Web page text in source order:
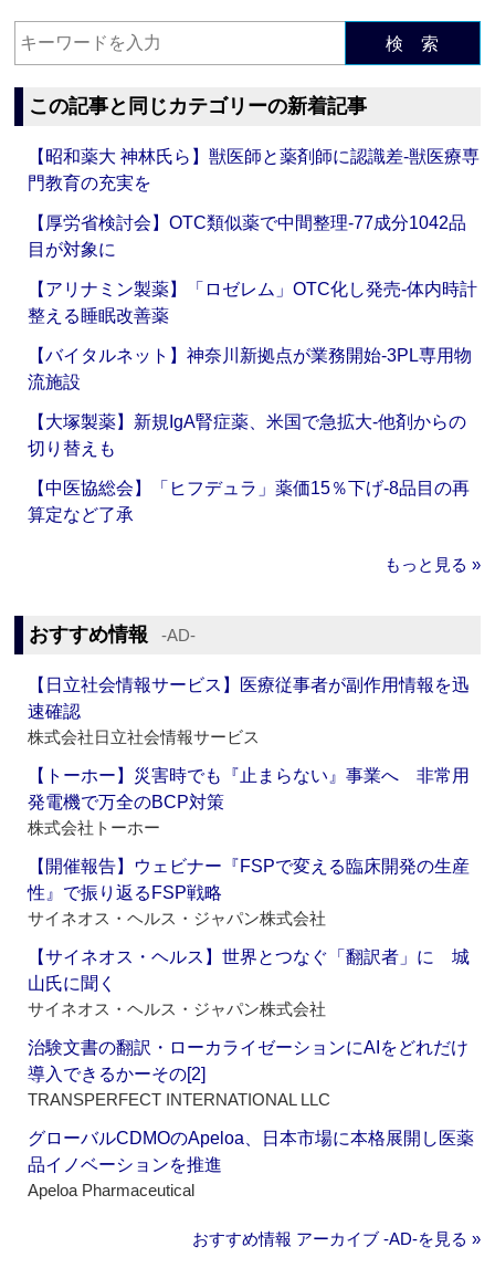
検 索
この記事と同じカテゴリーの新着記事
【昭和薬大 神林氏ら】獣医師と薬剤師に認識差‐獣医療専
門教育の充実を
【厚労省検討会】OTC類似薬で中間整理‐77成分1042品
目が対象に
【アリナミン製薬】「ロゼレム」OTC化し発売‐体内時計
整える睡眠改善薬
【バイタルネット】神奈川新拠点が業務開始‐3PL専用物
流施設
【大塚製薬】新規IgA腎症薬、米国で急拡大‐他剤からの
切り替えも
【中医協総会】「ヒフデュラ」薬価15％下げ‐8品目の再
算定など了承
もっと見る »
おすすめ情報 ‐AD‐
【日立社会情報サービス】医療従事者が副作用情報を迅
速確認
株式会社日立社会情報サービス
【トーホー】災害時でも『止まらない』事業へ 非常用
発電機で万全のBCP対策
株式会社トーホー
【開催報告】ウェビナー『FSPで変える臨床開発の生産
性』で振り返るFSP戦略
サイネオス・ヘルス・ジャパン株式会社
【サイネオス・ヘルス】世界とつなぐ「翻訳者」に 城
山氏に聞く
サイネオス・ヘルス・ジャパン株式会社
治験文書の翻訳・ローカライゼーションにAIをどれだけ
導入できるかーその[2]
TRANSPERFECT INTERNATIONAL LLC
グローバルCDMOのApeloa、日本市場に本格展開し医薬
品イノベーションを推進
Apeloa Pharmaceutical
おすすめ情報 アーカイブ ‐AD‐を見る »